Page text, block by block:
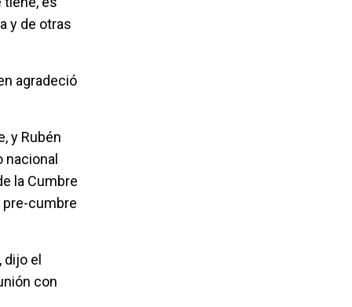
y de otras
agradeció
y Rubén
nacional
la Cumbre
pre-cumbre
el
con